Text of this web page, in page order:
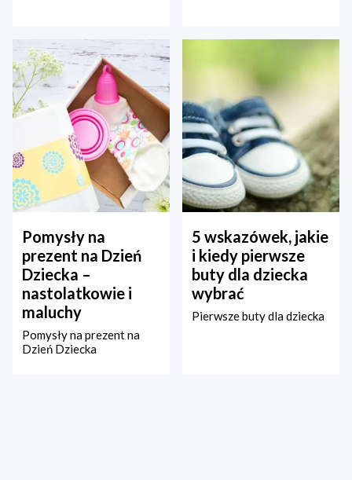
Pomysły na
prezent na Dzień
Dziecka –
nastolatkowie i
maluchy
Pomysły na prezent na
Dzień Dziecka
5 wskazówek, jakie
i kiedy pierwsze
buty dla dziecka
wybrać
Pierwsze buty dla dziecka